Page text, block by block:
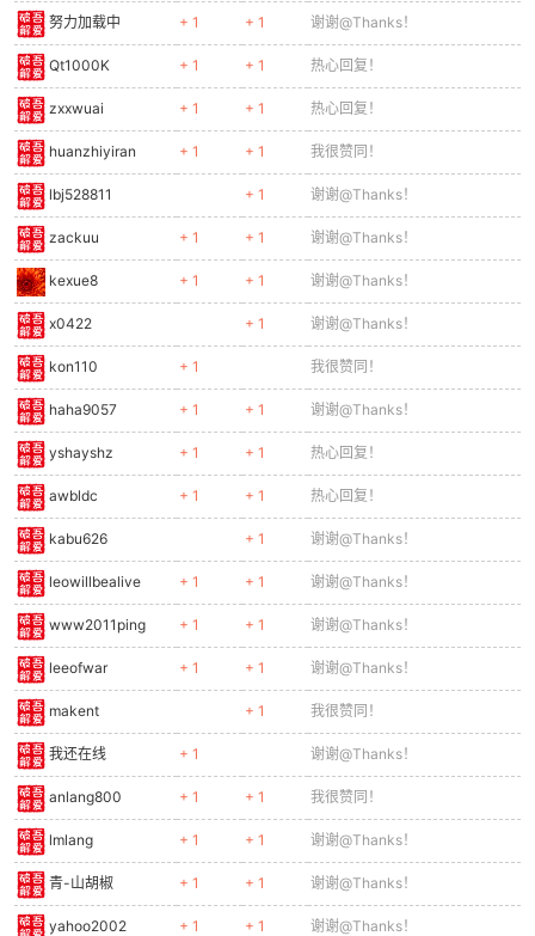
努力加载中 + 1 + 1 谢谢@Thanks！
Qt1000K + 1 + 1 热心回复！
zxxwuai + 1 + 1 热心回复！
huanzhiyiran + 1 + 1 我很赞同！
lbj528811 + 1 谢谢@Thanks！
zackuu + 1 + 1 谢谢@Thanks！
kexue8 + 1 + 1 谢谢@Thanks！
x0422 + 1 谢谢@Thanks！
kon110 + 1 我很赞同！
haha9057 + 1 + 1 谢谢@Thanks！
yshayshz + 1 + 1 热心回复！
awbldc + 1 + 1 热心回复！
kabu626 + 1 谢谢@Thanks！
leowillbealive + 1 + 1 谢谢@Thanks！
www2011ping + 1 + 1 谢谢@Thanks！
leeofwar + 1 + 1 谢谢@Thanks！
makent + 1 我很赞同！
我还在线 + 1 谢谢@Thanks！
anlang800 + 1 + 1 我很赞同！
lmlang + 1 + 1 谢谢@Thanks！
青-山胡椒 + 1 + 1 谢谢@Thanks！
yahoo2002 + 1 + 1 谢谢@Thanks！